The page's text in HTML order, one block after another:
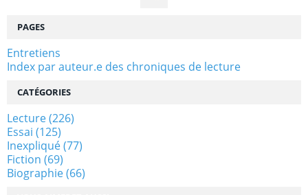
PAGES
Entretiens
Index par auteur.e des chroniques de lecture
CATÉGORIES
Lecture(226)
Essai (125)
Inexpliqué(77)
Fiction (69)
Biographie(66)